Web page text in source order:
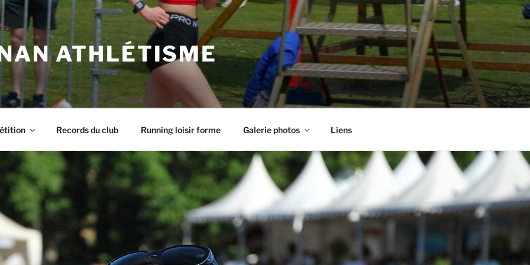
ATHLÉTISME
Records du club Running loisir forme Galerie photos Liens